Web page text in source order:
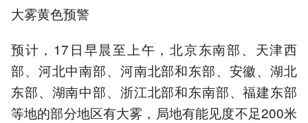
大雾黄色预警
预计，17日早晨至上午，北京东南部、天津西
部、河北中南部、河南北部和东部、安徽、湖北
东部、湖南中部、浙江北部和东南部、福建东部
等地的部分地区有大雾，局地有能见度不足200米